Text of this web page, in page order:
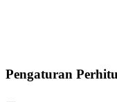
Pengaturan